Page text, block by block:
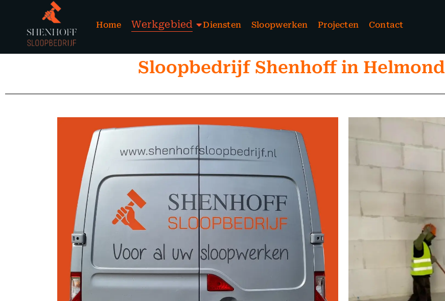
Home Werkgebied Diensten Sloopwerken Projecten Contact
Sloopbedrijf Shenhoff in Helmond